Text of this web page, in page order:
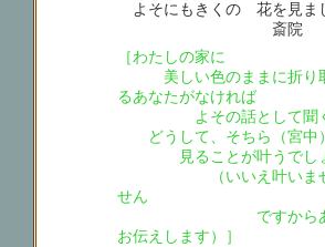
よそにもきくの 花を見ま
斎院
［わたしの家に
美しい色のままに折り取
るあなたがなければ
よその話として聞く
どうして、そちら（宮中
見ることが叶うでし
（いいえ叶いませ
せん
ですからあり
お伝えします）］